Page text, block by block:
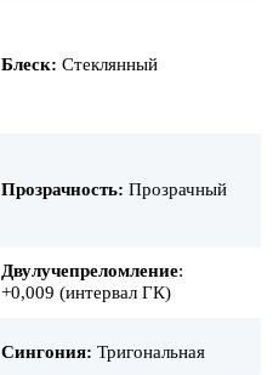
Блеск: Стеклянный
Прозрачность: Прозрачный
Двулучепреломление:
+0,009 (интервал ГК)
Сингония: Тригональная